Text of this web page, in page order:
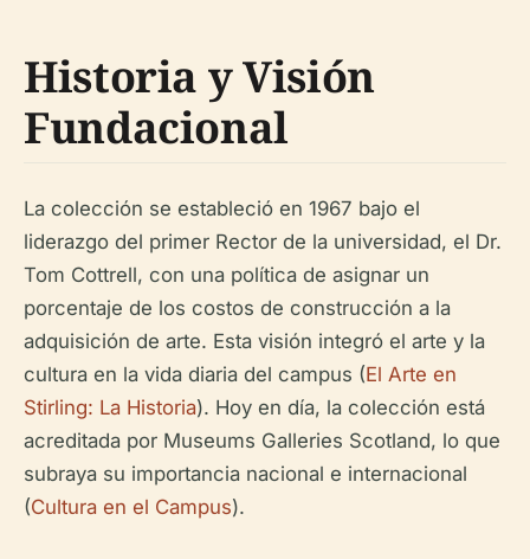
Historia y Visión
Fundacional
La colección se estableció en 1967 bajo el
liderazgo del primer Rector de la universidad, el Dr.
Tom Cottrell, con una política de asignar un
porcentaje de los costos de construcción a la
adquisición de arte. Esta visión integró el arte y la
cultura en la vida diaria del campus (El Arte en
Stirling: La Historia). Hoy en día, la colección está
acreditada por Museums Galleries Scotland, lo que
subraya su importancia nacional e internacional
(Cultura en el Campus).